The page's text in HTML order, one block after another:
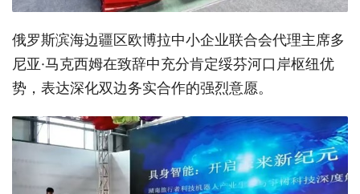
俄罗斯滨海边疆区欧博拉中小企业联合会代理主席多
尼亚·马克西姆在致辞中充分肯定绥芬河口岸枢纽优
势，表达深化双边务实合作的强烈意愿。